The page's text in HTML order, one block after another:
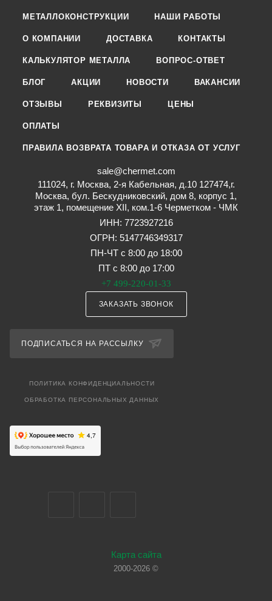
МЕТАЛЛОКОНСТРУКЦИИ НАШИ РАБОТЫ
О КОМПАНИИ ДОСТАВКА КОНТАКТЫ
КАЛЬКУЛЯТОР МЕТАЛЛА ВОПРОС-ОТВЕТ
БЛОГ АКЦИИ НОВОСТИ ВАКАНСИИ
ОТЗЫВЫ РЕКВИЗИТЫ ЦЕНЫ
ОПЛАТЫ
ПРАВИЛА ВОЗВРАТА ТОВАРА И ОТКАЗА ОТ УСЛУГ
sale@chermet.com
111024, г. Москва, 2-я Кабельная, д.10 127474,г.
Москва, бул. Бескудниковский, дом 8, корпус 1,
этаж 1, помещение XII, ком.1-6 Черметком - ЧМК
ИНН: 7723927216
ОГРН: 5147746349317
ПН-ЧТ с 8:00 до 18:00
ПТ с 8:00 до 17:00
+7 499-220-01-33
ЗАКАЗАТЬ ЗВОНОК
ПОДПИСАТЬСЯ НА РАССЫЛКУ
ПОЛИТИКА КОНФИДЕНЦИАЛЬНОСТИ
ОБРАБОТКА ПЕРСОНАЛЬНЫХ ДАННЫХ
Карта сайта
2000-2026 ©